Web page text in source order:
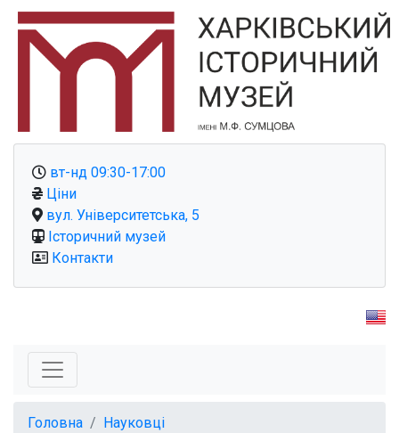
вт-нд 09:30-17:00
Ціни
вул. Університетська, 5
Історичний музей
Контакти
Головна
Науковці